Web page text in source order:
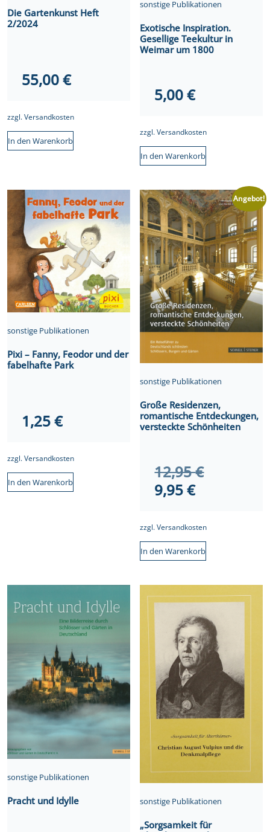
Die Gartenkunst Heft
2/2024
55,00€
zzgl.Versandkosten
In den Warenkorb
sonstige Publikationen
Exotische Inspiration.
Gesellige Teekultur in
Weimar um 1800
5,00€
zzgl.Versandkosten
In den Warenkorb
sonstige Publikationen
Pixi – Fanny, Feodor und der
fabelhafte Park
1,25€
zzgl.Versandkosten
In den Warenkorb
Angebot!
sonstige Publikationen
Große Residenzen,
romantische Entdeckungen,
versteckte Schönheiten
12,95€
12,95 €
9,95€Aktueller
ist:
9,95 €.
zzgl.Versandkosten
In den Warenkorb
sonstige Publikationen
Pracht und Idylle sonstige Publikationen
„Sorgsamkeit für